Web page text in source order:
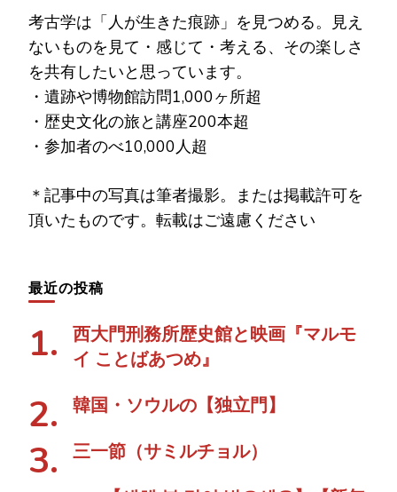
考古学は「人が生きた痕跡」を見つめる。見え
ないものを見て・感じて・考える、その楽しさ
を共有したいと思っています。
・遺跡や博物館訪問1,000ヶ所超
・歴史文化の旅と講座200本超
・参加者のべ10,000人超
＊記事中の写真は筆者撮影。または掲載許可を
頂いたものです。転載はご遠慮ください
最近の投稿
西大門刑務所歴史館と映画『マルモ
イ ことばあつめ』
韓国・ソウルの【独立門】
三一節（サミルチョル）